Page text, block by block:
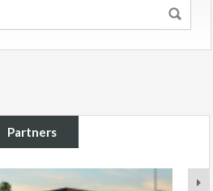
Partners